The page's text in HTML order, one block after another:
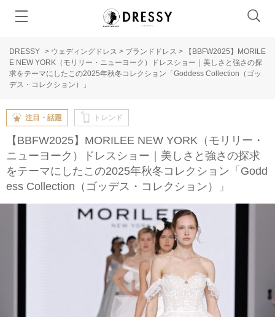
DRESSY > ウェディングドレス > ブランドドレス >
【BBFW2025】MORILE
E NEW YORK（モリリー・ニューヨーク）ドレスショー｜美しさと強さの探
求をテーマにしたこの2025年秋冬コレクション「Goddess Collection（ゴッ
デス・コレクション）」
注目・話題 トレンド
【BBFW2025】MORILEE NEW YORK（モリリー・
ニューヨーク）ドレスショー｜美しさと強さの探求
をテーマにしたこの2025年秋冬コレクション「Godd
ess Collection（ゴッデス・コレクション）」